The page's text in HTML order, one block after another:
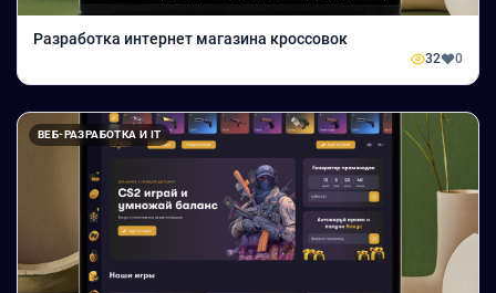
Разработка интернет магазина кроссовок
32 0
ВЕБ-РАЗРАБОТКА И IT